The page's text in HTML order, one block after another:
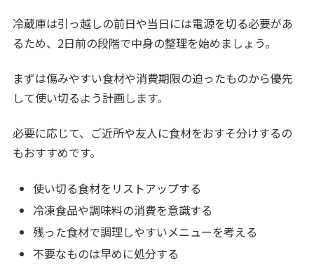
冷蔵庫は引っ越しの前日や当日には電源を切る必要があ
るため、2日前の段階で中身の整理を始めましょう。
まずは傷みやすい食材や消費期限の迫ったものから優先
して使い切るよう計画します。
必要に応じて、ご近所や友人に食材をおすそ分けするの
もおすすめです。
使い切る食材をリストアップする
冷凍食品や調味料の消費を意識する
残った食材で調理しやすいメニューを考える
不要なものは早めに処分する